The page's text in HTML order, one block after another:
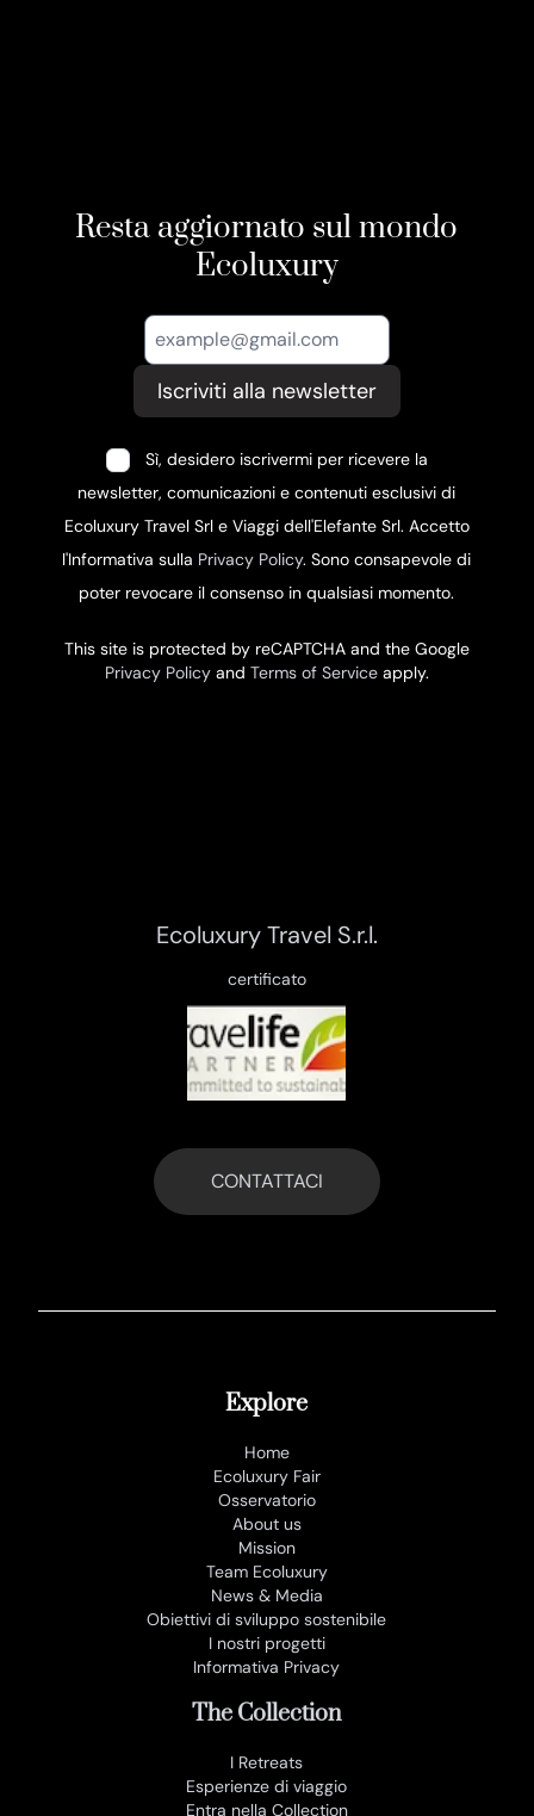
Resta aggiornato sul mondo
Ecoluxury
Iscriviti alla newsletter
Sì, desidero iscrivermi per ricevere la
newsletter, comunicazioni e contenuti esclusivi di
Ecoluxury Travel Srl e Viaggi dell'Elefante Srl. Accetto
l'Informativa sulla Privacy Policy. Sono consapevole di
poter revocare il consenso in qualsiasi momento.
This site is protected by reCAPTCHA and the Google
Privacy Policyand Terms of Serviceapply.
Ecoluxury Travel S.r.l.
certificato
CONTATTACI
Explore
Home
Ecoluxury Fair
Osservatorio
About us
Mission
Team Ecoluxury
News & Media
Obiettivi di sviluppo sostenibile
I nostri progetti
Informativa Privacy
The Collection
I Retreats
Esperienze di viaggio
Entra nella Collection